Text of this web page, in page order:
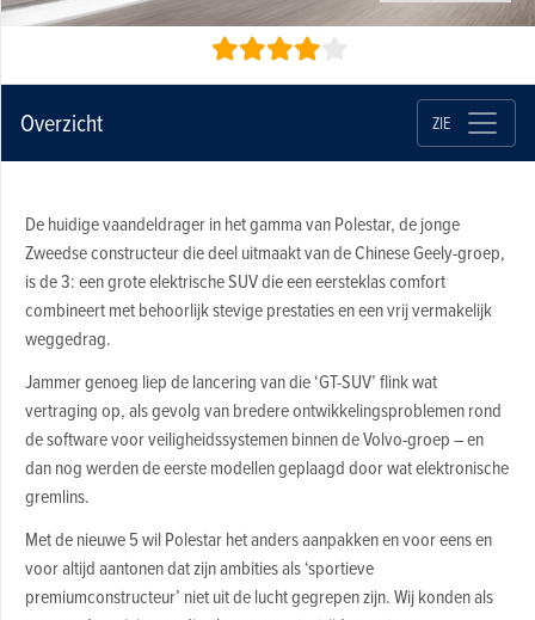
Overzicht ZIE
De huidige vaandeldrager in het gamma van Polestar, de jonge
Zweedse constructeur die deel uitmaakt van de Chinese Geely-groep,
is de 3: een grote elektrische SUV die een eersteklas comfort
combineert met behoorlijk stevige prestaties en een vrij vermakelijk
weggedrag.
Jammer genoeg liep de lancering van die ‘GT-SUV’ flink wat
vertraging op, als gevolg van bredere ontwikkelingsproblemen rond
de software voor veiligheidssystemen binnen de Volvo-groep – en
dan nog werden de eerste modellen geplaagd door wat elektronische
gremlins.
Met de nieuwe 5 wil Polestar het anders aanpakken en voor eens en
voor altijd aantonen dat zijn ambities als ‘sportieve
premiumconstructeur’ niet uit de lucht gegrepen zijn. Wij konden als